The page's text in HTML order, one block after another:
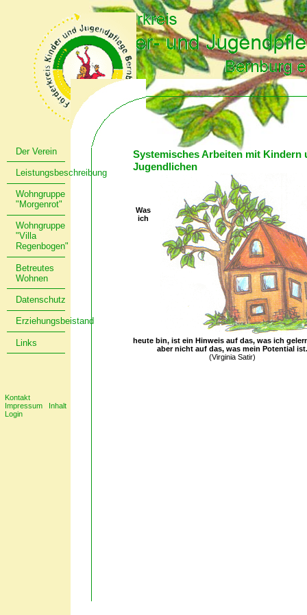
Systemisches Arbeiten mit Kindern
Jugendlichen
Was
ich
heute bin, ist ein Hinweis auf das, was ich
aber nicht auf das, was mein Potential
(Virginia Satir)
Der Verein
Leistungsbeschreibung
Wohngruppe
"Morgenrot"
Wohngruppe
"Villa
Regenbogen"
Betreutes
Wohnen
Datenschutz
Erziehungsbeistand
Links
Kontakt
Impressum
Inhalt
Login